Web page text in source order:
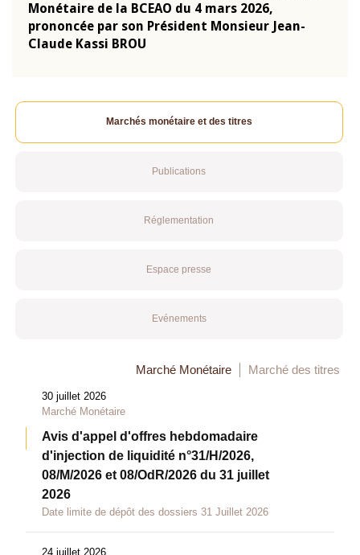
Monétaire de la BCEAO du 4 mars 2026,
prononcée par son Président Monsieur Jean-
Claude Kassi BROU
Marchés monétaire et des titres
Publications
Réglementation
Espace presse
Evénements
Marché Monétaire Marché des titres
30 juillet 2026
Marché Monétaire
Avis d'appel d'offres hebdomadaire
d'injection de liquidité n°31/H/2026,
08/M/2026 et 08/OdR/2026 du 31 juillet
2026
Date limite de dépôt des dossiers 31 Juillet 2026
24 juillet 2026